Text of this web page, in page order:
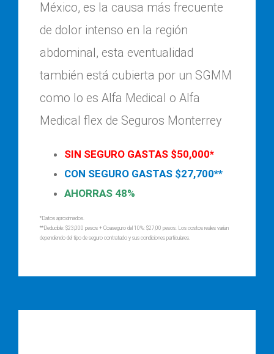
México, es la causa más frecuente
de dolor intenso en la región
abdominal, esta eventualidad
también está cubierta por un SGMM
como lo es Alfa Medical o Alfa
Medical flex de Seguros Monterrey
SIN SEGURO GASTAS $50,000*
CON SEGURO GASTAS $27,700**
AHORRAS 48%
*Datos aproximados.
**Deducible: $23,000 pesos + Coaseguro del 10%: $27,00 pesos. Los costos reales varían
dependiendo del tipo de seguro contratado y sus condiciones particulares.